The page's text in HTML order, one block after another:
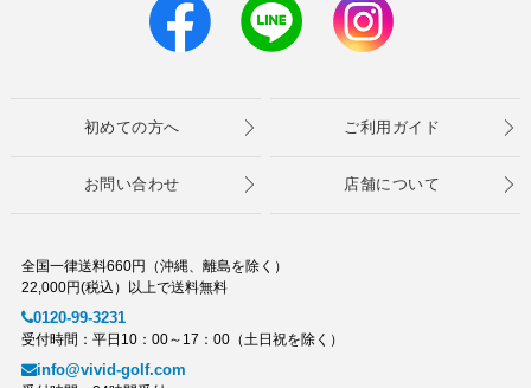
初めての方へ ご利用ガイド
お問い合わせ 店舗について
全国一律送料660円（沖縄、離島を除く）
22,000円(税込）以上で送料無料
0120-99-3231
受付時間：平日10：00～17：00（土日祝を除く）
info@vivid-golf.com